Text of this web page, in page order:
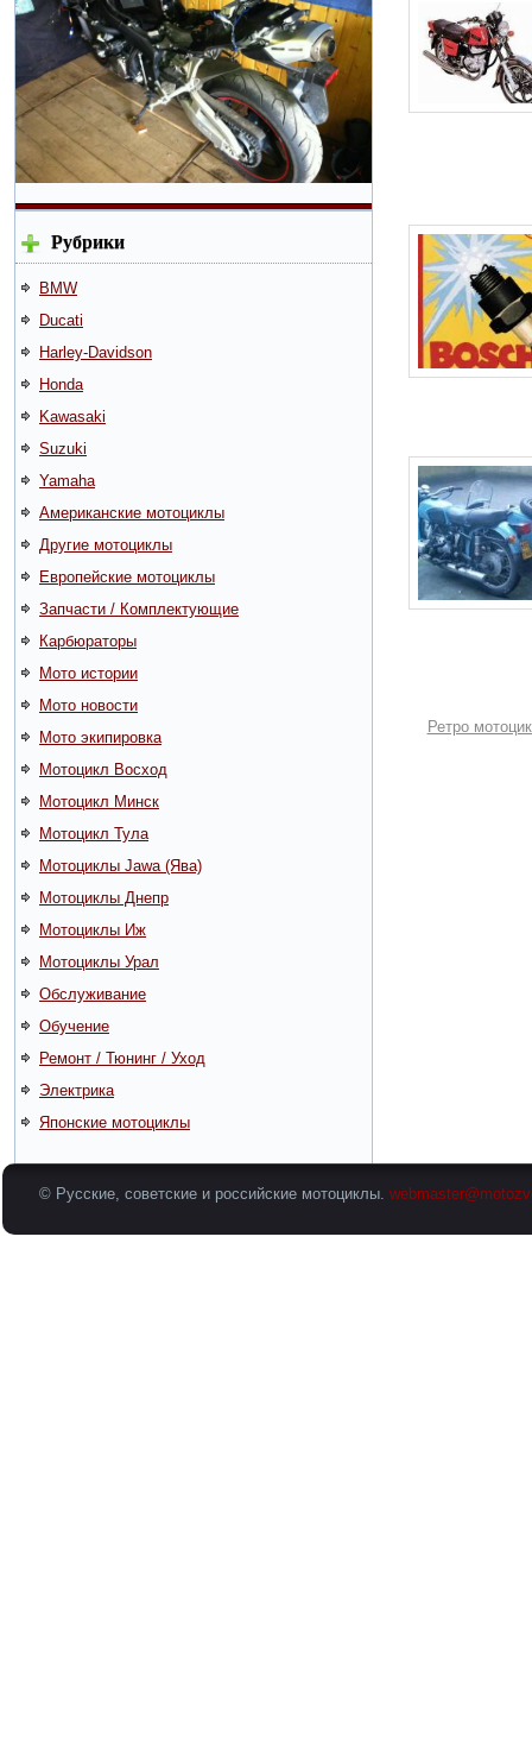
Рубрики
BMW
Ducati
Harley-Davidson
Honda
Kawasaki
Suzuki
Yamaha
Американские мотоциклы
Другие мотоциклы
Европейские мотоциклы
Запчасти / Комплектующие
Карбюраторы
Мото истории
Мото новости
Мото экипировка
Мотоцикл Восход
Мотоцикл Минск
Мотоцикл Тула
Мотоциклы Jawa (Ява)
Мотоциклы Днепр
Мотоциклы Иж
Мотоциклы Урал
Обслуживание
Обучение
Ремонт / Тюнинг / Уход
Электрика
Японские мотоциклы
Ретро
© Русские, советские и российские мотоциклы.